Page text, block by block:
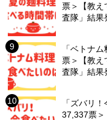
票＞【教え
査隊」結果
「ベトナ
票＞【教え
査隊」結果
「ズバリ
37,337票